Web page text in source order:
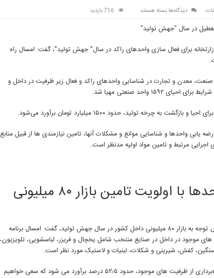
دیدگاه‌ها برای
صمت
کرد:
برای
راه
اندازی
۲۲۰۰
صنعتی
تعطیل
فعال
سازی
واحدها
با
اولویت
تامین
۸۰
بسته هستند 716 بازدید
برای فعال سازی واحدهای راکد در سال” جهشتولید”، گفت: امسال راه
صنعت، معدن و تجارت در شناسایی واحدهای راکد و فعال زیر ظرفیتدر داخل و
واحد صنعتی مهیا شد.
بازگشت به چرخه تولید، حدود ۱۵۰۰ میلیارد تومان برآورد می‌شود.
یابی واحدها و شناسایی موانع و مشکلات آنها، تامین نیازمندی ها از قبیل منابع
اجرایی مرتبط و تامین مواد اولیه مدنظر است.
فعال سازی ظرفیت خالی واحدها با اولویت تامین بازار ۸۰ میلیونی
کشور در سال جهش
تولید، گفت: امسال برنامه
موجود در داخل در صنایع منتخب شامل یخچال وفریزر، لباسشویی، تلویزیون،
کفش، شیرینی و شکلات، لبنیات و لاستیک مورد نظر است.
های موجود، حدود ۵۲٫۵ درصد برآورد می شود
که سعی خواهیم